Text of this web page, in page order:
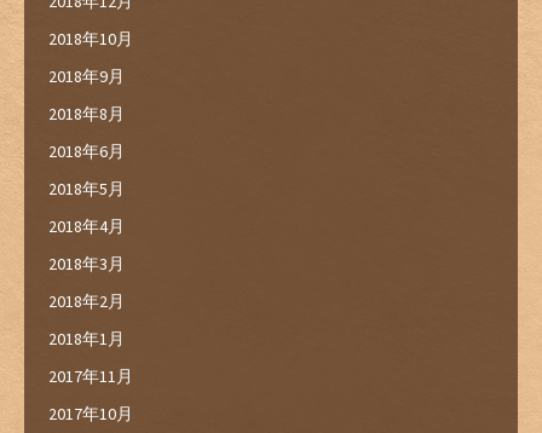
2018年10月
2018年9月
2018年8月
2018年6月
2018年5月
2018年4月
2018年3月
2018年2月
2018年1月
2017年11月
2017年10月